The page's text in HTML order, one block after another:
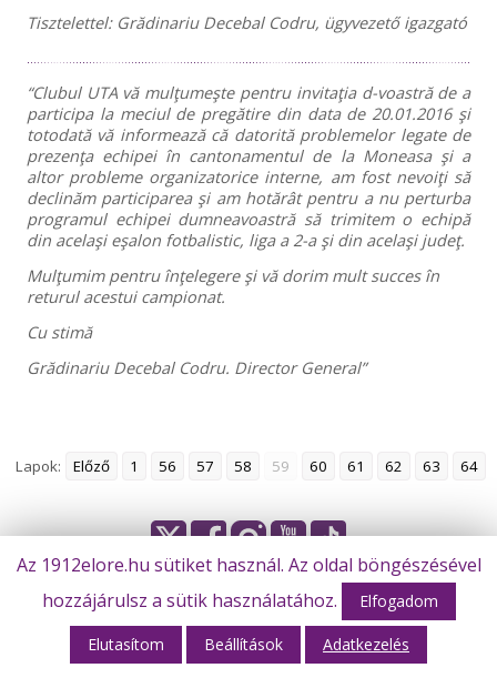
Tisztelettel: Grădinariu Decebal Codru, ügyvezető igazgató
“Clubul UTA vă mulţumeşte pentru invitaţia d-voastră de a
participa la meciul de pregătire din data de 20.01.2016 şi
totodată vă informează că datorită problemelor legate de
prezenţa echipei în cantonamentul de la Moneasa şi a
altor probleme organizatorice interne, am fost nevoiţi să
declinăm participarea şi am hotărât pentru a nu perturba
programul echipei dumneavoastră să trimitem o echipă
din acelaşi eşalon fotbalistic, liga a 2-a şi din acelaşi judeţ.
Mulţumim pentru înţelegere şi vă dorim mult succes în
returul acestui campionat.
Cu stimă
Grădinariu Decebal Codru. Director General”
Lapok: Előző 1 56 57 58 59 60 61 62 63 64
© Békéscsaba 1912 Előre Futball Zrt.
Webhost: M-Design
Az 1912elore.hu sütiket használ. Az oldal böngészésével
hozzájárulsz a sütik használatához.
Elfogadom
Elutasítom Beállítások Adatkezelés